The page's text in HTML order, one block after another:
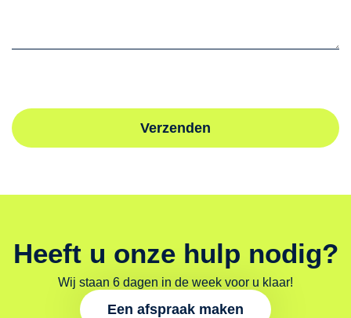
Verzenden
Heeft u onze hulp nodig?
Wij staan 6 dagen in de week voor u klaar!
Een afspraak maken